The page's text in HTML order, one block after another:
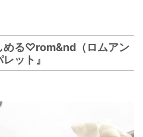
める♡rom&nd（ロムアン
ット』